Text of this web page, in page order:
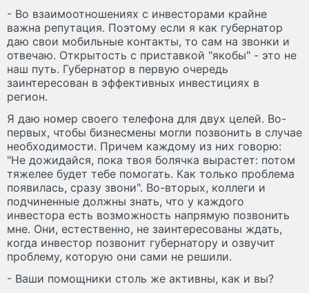
- Во взаимоотношениях с инвесторами крайне
важна репутация. Поэтому если я как губернатор
даю свои мобильные контакты, то сам на звонки и
отвечаю. Открытость с приставкой "якобы" - это не
наш путь. Губернатор в первую очередь
заинтересован в эффективных инвестициях в
регион.
Я даю номер своего телефона для двух целей. Во-
первых, чтобы бизнесмены могли позвонить в случае
необходимости. Причем каждому из них говорю:
"Не дожидайся, пока твоя болячка вырастет: потом
тяжелее будет тебе помогать. Как только проблема
появилась, сразу звони". Во-вторых, коллеги и
подчиненные должны знать, что у каждого
инвестора есть возможность напрямую позвонить
мне. Они, естественно, не заинтересованы ждать,
когда инвестор позвонит губернатору и озвучит
проблему, которую они сами не решили.
- Ваши помощники столь же активны, как и вы?